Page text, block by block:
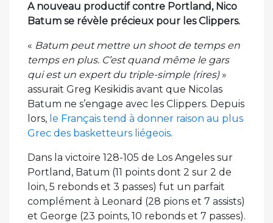
A nouveau productif contre Portland, Nico
Batum se révèle précieux pour les Clippers.
« Batum peut mettre un shoot de temps en
temps en plus. C’est quand même le gars
qui est un expert du triple-simple (rires)»
assurait Greg Kesikidis avant que Nicolas
Batum ne s’engage avec les Clippers. Depuis
lors, le Français tend à donner raison au plus
Grec des basketteurs liégeois.
Dans la victoire 128-105 de Los Angeles sur
Portland, Batum (11 points dont 2 sur 2 de
loin, 5 rebonds et 3 passes) fut un parfait
complément à Leonard (28 pions et 7 assists)
et George (23 points, 10 rebonds et 7 passes).